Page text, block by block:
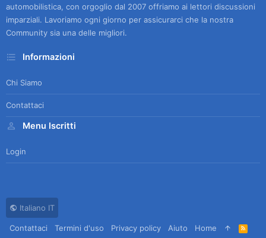
automobilistica, con orgoglio dal 2007 offriamo ai lettori discussioni
imparziali. Lavoriamo ogni giorno per assicurarci che la nostra
Community sia una delle migliori.
Informazioni
Chi Siamo
Contattaci
Menu Iscritti
Login
Italiano IT
Contattaci Termini d'uso Privacy policy Aiuto Home
R
S